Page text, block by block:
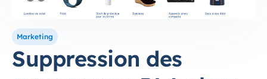
Marketing
Suppression des